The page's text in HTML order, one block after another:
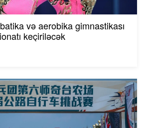
və aerobika gimnastikası
keçiriləcək